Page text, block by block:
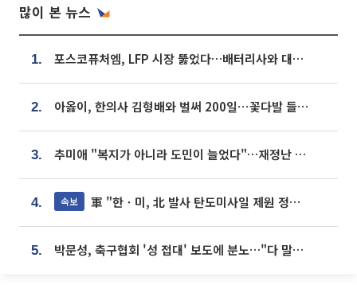
많이 본 뉴스
1. 포스코퓨처엠, LFP 시장 뚫었다…배터리사와 대규모 장기 공급 합의
2. 아옳이, 한의사 김형배와 벌써 200일⋯꽃다발 들고 "프러포즈 아냐"
3. 추미애 "복지가 아니라 도민이 늘었다"…재정난 책임론 정면돌파
4. 속보 軍 "한ㆍ미, 北 발사 탄도미사일 제원 정밀분석 중"
5. 박문성, 축구협회 '성 접대' 보도에 분노…"다 말아먹으려고 작정했나"